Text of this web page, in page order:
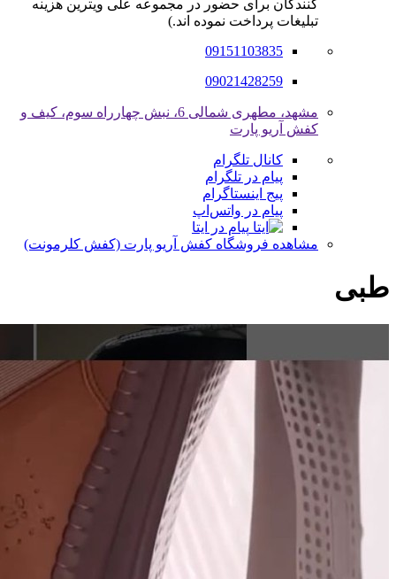
کنندگان برای حضور در مجموعه علی ویترین هزینه
تبلیغات پرداخت نموده اند.)
09151103835
09021428259
مشهد، مطهری شمالی 6، نبش چهارراه سوم، کیف و
کفش آریو پارت
کانال تلگرام
پیام در تلگرام
پیج اینستاگرام
پیام در واتس‌اپ
پیام در ایتا
مشاهده فروشگاه کفش آریو پارت (کفش کلرمونت)
طبی